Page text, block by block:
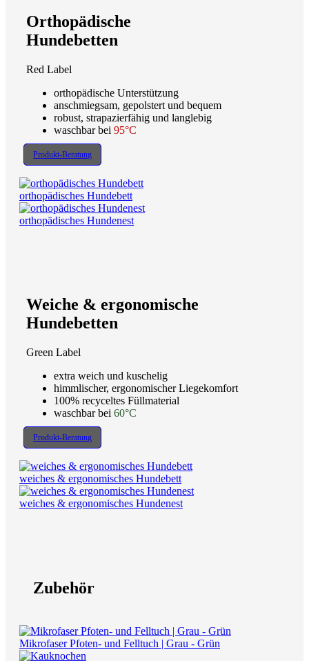
Orthopädische
Hundebetten
Red Label
orthopädische Unterstützung
anschmiegsam, gepolstert und bequem
robust, strapazierfähig und langlebig
waschbar bei 95°C
Produkt-Beratung
orthopädisches Hundebett
orthopädisches Hundenest
Weiche & ergonomische
Hundebetten
Green Label
extra weich und kuschelig
himmlischer, ergonomischer Liegekomfort
100% recyceltes Füllmaterial
waschbar bei 60°C
Produkt-Beratung
weiches & ergonomisches Hundebett
weiches & ergonomisches Hundenest
Zubehör
Mikrofaser Pfoten- und Felltuch | Grau - Grün